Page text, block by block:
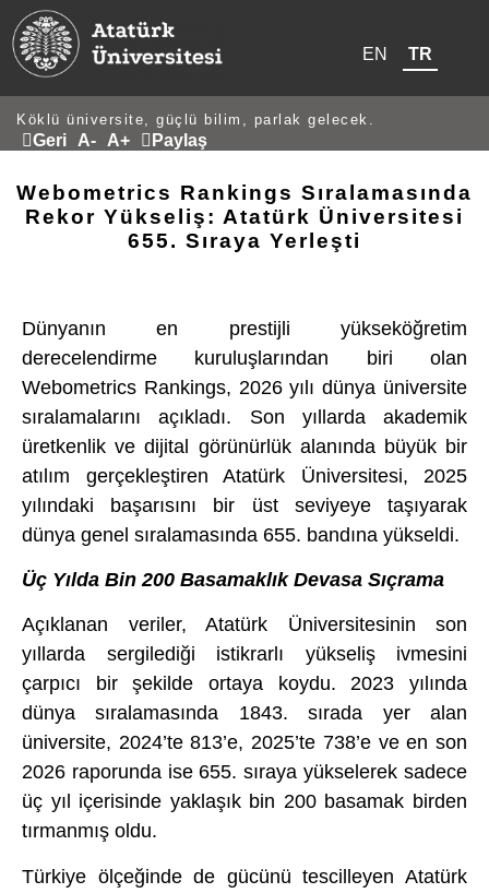
EN TR
Köklü üniversite, güçlü bilim, parlak gelecek.
Geri A- A+ Paylaş
Webometrics Rankings Sıralamasında
Rekor Yükseliş: Atatürk Üniversitesi
655. Sıraya Yerleşti
Dünyanın en prestijli yükseköğretim
derecelendirme kuruluşlarından biri olan
Webometrics Rankings, 2026 yılı dünya üniversite
sıralamalarını açıkladı. Son yıllarda akademik
üretkenlik ve dijital görünürlük alanında büyük bir
atılım gerçekleştiren Atatürk Üniversitesi, 2025
yılındaki başarısını bir üst seviyeye taşıyarak
dünya genel sıralamasında 655. bandına yükseldi.
Üç Yılda Bin 200 Basamaklık Devasa Sıçrama
Açıklanan veriler, Atatürk Üniversitesinin son
yıllarda sergilediği istikrarlı yükseliş ivmesini
çarpıcı bir şekilde ortaya koydu. 2023 yılında
dünya sıralamasında 1843. sırada yer alan
üniversite, 2024’te 813’e, 2025’te 738’e ve en son
2026 raporunda ise 655. sıraya yükselerek sadece
üç yıl içerisinde yaklaşık bin 200 basamak birden
tırmanmış oldu.
Türkiye ölçeğinde de gücünü tescilleyen Atatürk